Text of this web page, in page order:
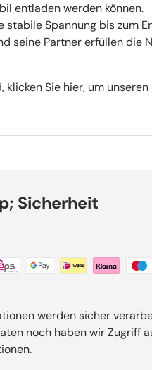
entladen werden können.
stabile Spannung bis zum
seine Partner erfüllen die
klicken Sie hier, um
Sicherheit
werden sicher
noch haben wir Zugriff